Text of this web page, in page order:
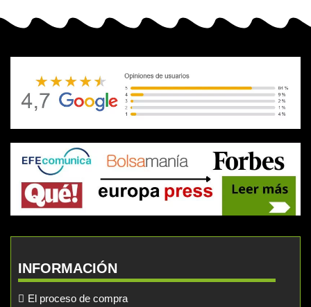
INFORMACIÓN
El proceso de compra